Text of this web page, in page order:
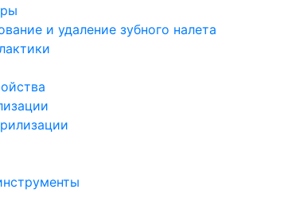
и удаление зубного налета